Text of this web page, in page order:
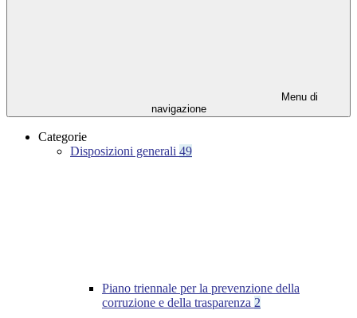
Menu di
navigazione
Categorie
Disposizioni generali 49
Piano triennale per la prevenzione della
corruzione e della trasparenza 2